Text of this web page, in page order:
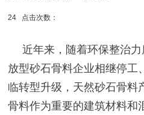
24 点击次数：
近年来，随着环保整治
放型砂石骨料企业相继停工
临转型升级，天然砂石骨料
骨料作为重要的建筑材料和